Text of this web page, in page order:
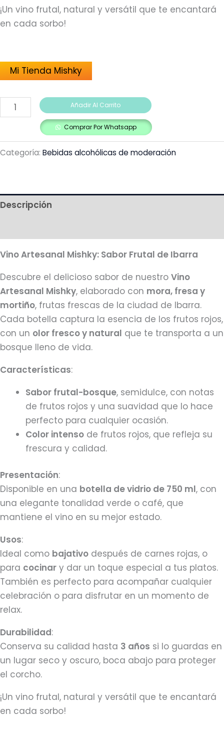
¡Un vino frutal, natural y versátil que te encantará
en cada sorbo!
Mi Tienda Mishky
Añadir Al Carrito
Comprar Por Whatsapp
Categoría: Bebidas alcohólicas de moderación
Descripción
Vino Artesanal Mishky: Sabor Frutal de Ibarra
Descubre el delicioso sabor de nuestro Vino
Artesanal Mishky, elaborado con mora, fresa y
mortiño, frutas frescas de la ciudad de Ibarra.
Cada botella captura la esencia de los frutos rojos,
con un olor fresco y natural que te transporta a un
bosque lleno de vida.
Características:
Sabor frutal-bosque, semidulce, con notas
de frutos rojos y una suavidad que lo hace
perfecto para cualquier ocasión.
Color intenso de frutos rojos, que refleja su
frescura y calidad.
Presentación:
Disponible en una botella de vidrio de 750 ml, con
una elegante tonalidad verde o café, que
mantiene el vino en su mejor estado.
Usos:
Ideal como bajativo después de carnes rojas, o
para cocinar y dar un toque especial a tus platos.
También es perfecto para acompañar cualquier
celebración o para disfrutar en un momento de
relax.
Durabilidad:
Conserva su calidad hasta 3 años si lo guardas en
un lugar seco y oscuro, boca abajo para proteger
el corcho.
¡Un vino frutal, natural y versátil que te encantará
en cada sorbo!